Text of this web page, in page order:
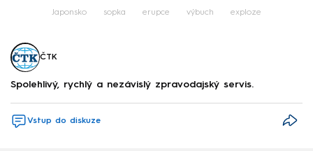
Japonsko sopka erupce výbuch exploze
ČTK
Spolehlivý, rychlý a nezávislý zpravodajský servis.
Vstup do diskuze